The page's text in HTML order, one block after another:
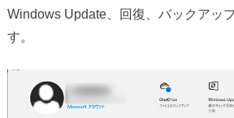
Windows Update、回復、バックアッ
す。